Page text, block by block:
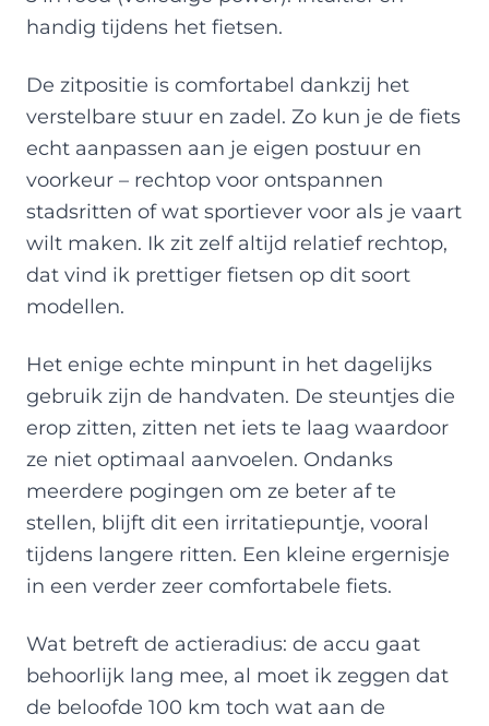
handig tijdens het fietsen.
De zitpositie is comfortabel dankzij het
verstelbare stuur en zadel. Zo kun je de fiets
echt aanpassen aan je eigen postuur en
voorkeur – rechtop voor ontspannen
stadsritten of wat sportiever voor als je vaart
wilt maken. Ik zit zelf altijd relatief rechtop,
dat vind ik prettiger fietsen op dit soort
modellen.
Het enige echte minpunt in het dagelijks
gebruik zijn de handvaten. De steuntjes die
erop zitten, zitten net iets te laag waardoor
ze niet optimaal aanvoelen. Ondanks
meerdere pogingen om ze beter af te
stellen, blijft dit een irritatiepuntje, vooral
tijdens langere ritten. Een kleine ergernisje
in een verder zeer comfortabele fiets.
Wat betreft de actieradius: de accu gaat
behoorlijk lang mee, al moet ik zeggen dat
de beloofde 100 km toch wat aan de